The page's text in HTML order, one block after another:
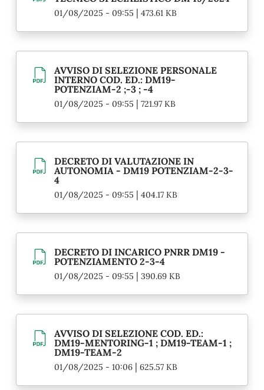
01/08/2025 - 09:55 | 473.61 KB
AVVISO DI SELEZIONE PERSONALE
INTERNO COD. ED.: DM19-
POTENZIAM-2 ;-3 ; -4
01/08/2025 - 09:55 | 721.97 KB
DECRETO DI VALUTAZIONE IN
AUTONOMIA - DM19 POTENZIAM-2-3-
4
01/08/2025 - 09:55 | 404.17 KB
DECRETO DI INCARICO PNRR DM19 -
POTENZIAMENTO 2-3-4
01/08/2025 - 09:55 | 390.69 KB
AVVISO DI SELEZIONE COD. ED.:
DM19-MENTORING-1 ; DM19-TEAM-1 ;
DM19-TEAM-2
01/08/2025 - 10:06 | 625.57 KB